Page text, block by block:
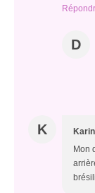
D
K
Mon